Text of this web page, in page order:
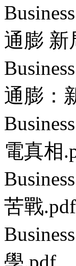
通膨 新
通膨：
電真相
苦戰.pdf